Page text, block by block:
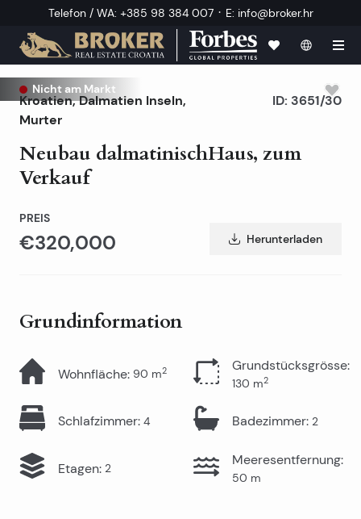
Telefon / WA: +385 98 384 007 · E: info@broker.hr
Nicht am Markt
Kroatien,Dalmatien Inseln,
Murter
Neubau dalmatinischHaus, zum
Verkauf
ID: 3651/30
PREIS
€320,000 Herunterladen
Grundinformation
Wohnfläche: 90 m2 Grundstücksgrösse:
130 m2
Schlafzimmer: 4 Badezimmer: 2
Etagen: 2
Meeresentfernung:
50 m